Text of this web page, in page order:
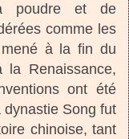
poudre et de
comme les
à la fin du
Renaissance,
ont été
Song fut
chinoise, tant